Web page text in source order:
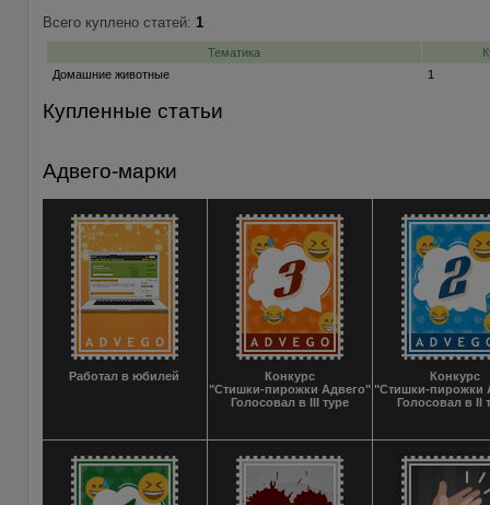
Всего куплено статей: 1
Тематика
Домашние животные
1
Купленные статьи
Адвего-марки
Работал в юбилей
Конкурс
"Стишки-пирожки Адвего"
Голосовал в III туре
Конкурс
"Стишки-пирожки
Голосовал в II